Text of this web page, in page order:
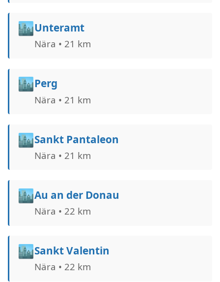
🏙️Unteramt
Nära • 21 km
🏙️Perg
Nära • 21 km
🏙️Sankt Pantaleon
Nära • 21 km
🏙️Au an der Donau
Nära • 22 km
🏙️Sankt Valentin
Nära • 22 km